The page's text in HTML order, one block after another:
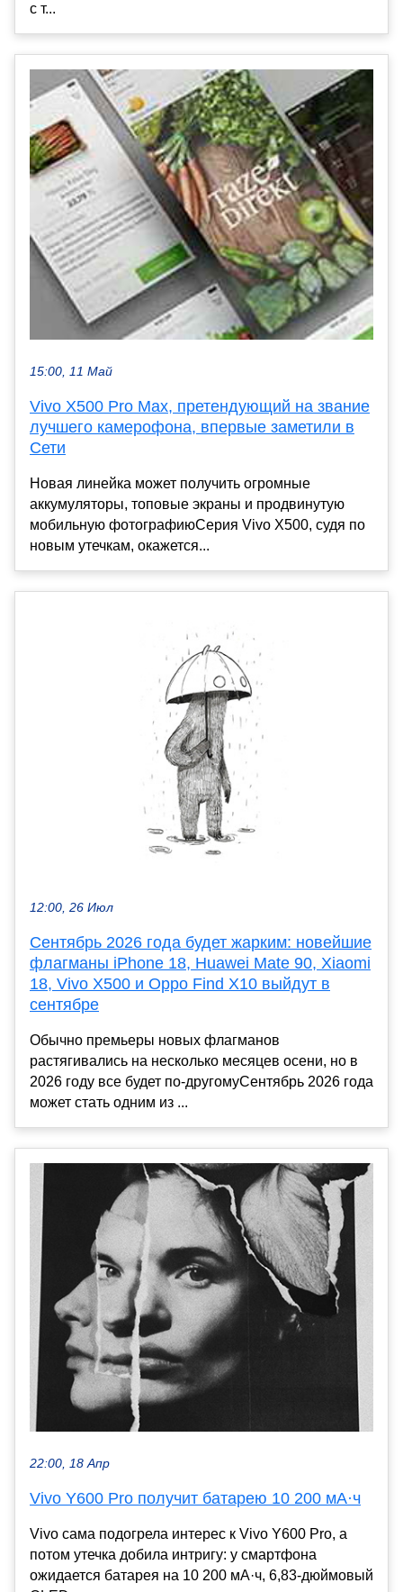
с т...
15:00, 11 Май
Vivo X500 Pro Max, претендующий на звание
лучшего камерофона, впервые заметили в
Сети
Новая линейка может получить огромные
аккумуляторы, топовые экраны и продвинутую
мобильную фотографиюСерия Vivo X500, судя по
новым утечкам, окажется...
12:00, 26 Июл
Сентябрь 2026 года будет жарким: новейшие
флагманы iPhone 18, Huawei Mate 90, Xiaomi
18, Vivo X500 и Oppo Find X10 выйдут в
сентябре
Обычно премьеры новых флагманов
растягивались на несколько месяцев осени, но в
2026 году все будет по-другомуСентябрь 2026 года
может стать одним из ...
22:00, 18 Апр
Vivo Y600 Pro получит батарею 10 200 мА·ч
Vivo сама подогрела интерес к Vivo Y600 Pro, а
потом утечка добила интригу: у смартфона
ожидается батарея на 10 200 мА·ч, 6,83-дюймовый